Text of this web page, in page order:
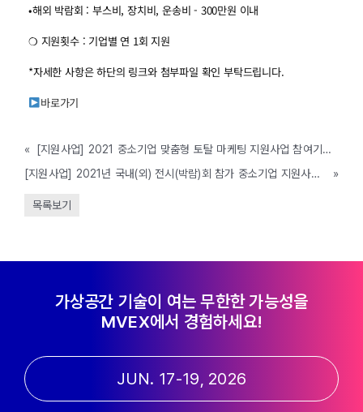
•해외 박람회 : 부스비, 장치비, 운송비 - 300만원 이내
❍ 지원횟수 : 기업별 연 1회 지원
*자세한 사항은 하단의 링크와 첨부파일 확인 부탁드립니다.
바로가기
«
[지원사업] 2021 중소기업 맞춤형 토탈 마케팅 지원사업 참여기업 모집공고(강원도경제진흥원, ~2/19까지)
[지원사업] 2021년 국내(외) 전시(박람)회 참가 중소기업 지원사업 공고 (나주시, ~예산 소진시까지)
»
목록보기
가상공간 기술이 여는 무한한 가능성을
MVEX에서 경험하세요!
JUN. 17-19, 2026